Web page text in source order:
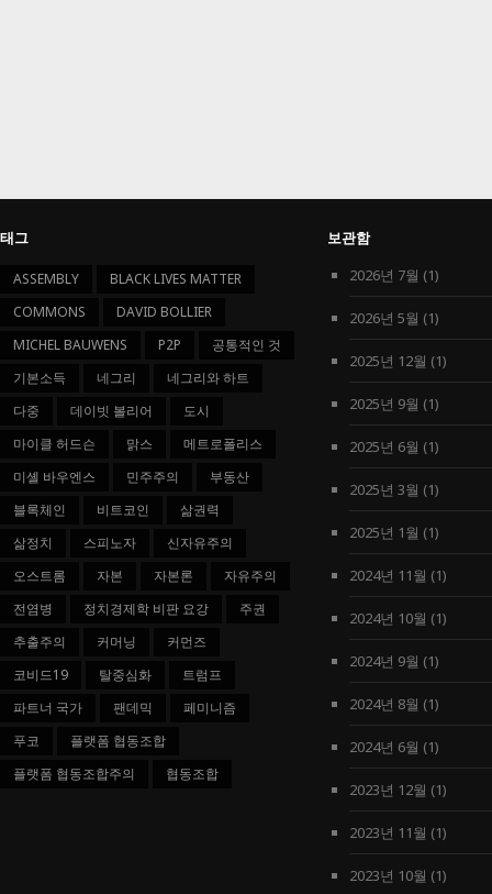
태그
ASSEMBLY
BLACK LIVES MATTER
COMMONS
DAVID BOLLIER
MICHEL BAUWENS
P2P
공통적인 것
기본소득
네그리
네그리와 하트
다중
데이빗 볼리어
도시
마이클 허드슨
맑스
메트로폴리스
미셸 바우엔스
민주주의
부동산
블록체인
비트코인
삶권력
삶정치
스피노자
신자유주의
오스트롬
자본 자본론
자유주의
전염병
정치경제학 비판 요강
주권
추출주의
커머닝
커먼즈
코비드19
탈중심화
트럼프
파트너 국가
팬데믹
페미니즘
푸코
플랫폼 협동조합
플랫폼 협동조합주의
협동조합
보관함
2026년 7월 (1)
2026년 5월 (1)
2025년 12월 (1)
2025년 9월 (1)
2025년 6월 (1)
2025년 3월 (1)
2025년 1월 (1)
2024년 11월 (1)
2024년 10월 (1)
2024년 9월 (1)
2024년 8월 (1)
2024년 6월 (1)
2023년 12월 (1)
2023년 11월 (1)
2023년 10월 (1)